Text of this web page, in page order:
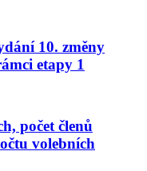
10. změny
etapy 1
počet členů
volebních